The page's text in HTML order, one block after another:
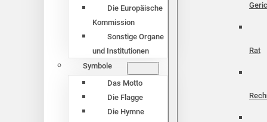
Die Europäische
Kommission
Sonstige Organe
und Institutionen
Symbole
Das Motto
Die Flagge
Die Hymne
Rat